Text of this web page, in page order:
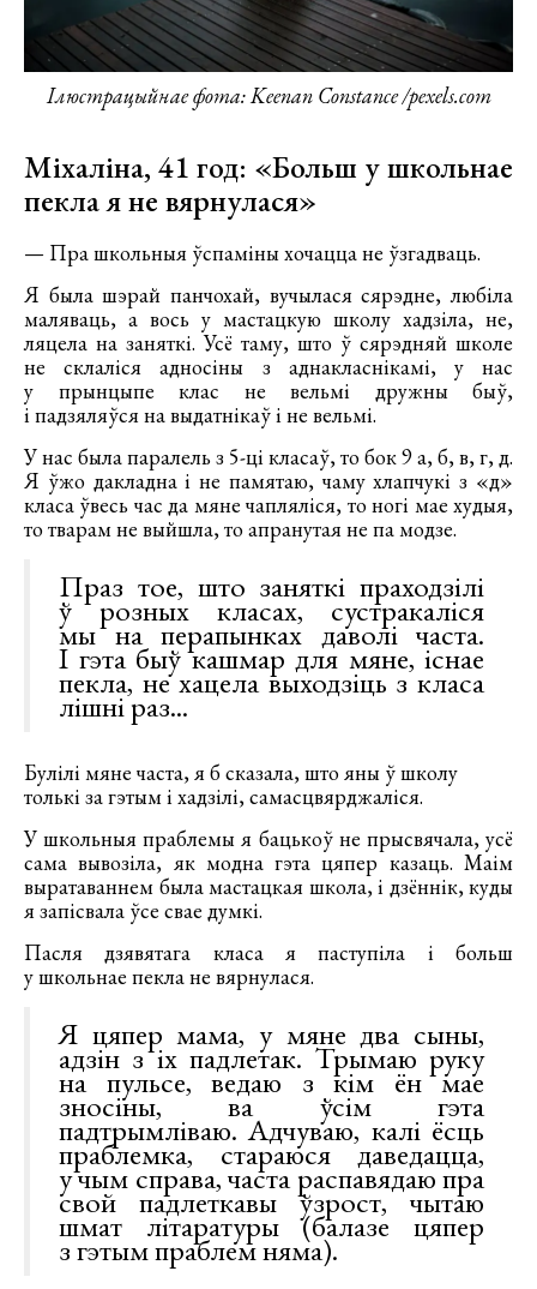
Ілюстрацыйнае фота: Keenan Constance /pexels.com
Міхаліна, 41 год: «Больш у школьнае
пекла я не вярнулася»
— Пра школьныя ўспаміны хочацца не ўзгадваць.
Я была шэрай панчохай, вучылася сярэдне, любіла
маляваць, а вось у мастацкую школу хадзіла, не,
ляцела на заняткі. Усё таму, што ў сярэдняй школе
не склаліся адносіны з аднакласнікамі, у нас
у прынцыпе клас не вельмі дружны быў,
і падзяляўся на выдатнікаў і не вельмі.
У нас была паралель з 5-ці класаў, то бок 9 а, б, в, г, д.
Я ўжо дакладна і не памятаю, чаму хлапчукі з «д»
класа ўвесь час да мяне чапляліся, то ногі мае худыя,
то тварам не выйшла, то апранутая не па модзе.
Праз тое, што заняткі праходзілі
ў розных класах, сустракаліся
мы на перапынках даволі часта.
І гэта быў кашмар для мяне, існае
пекла, не хацела выходзіць з класа
лішні раз...
Булілі мяне часта, я б сказала, што яны ў школу
толькі за гэтым і хадзілі, самасцвярджаліся.
У школьныя праблемы я бацькоў не прысвячала, усё
сама вывозіла, як модна гэта цяпер казаць. Маім
выратаваннем была мастацкая школа, і дзённік, куды
я запісвала ўсе свае думкі.
Пасля дзявятага класа я паступіла і больш
у школьнае пекла не вярнулася.
Я цяпер мама, у мяне два сыны,
адзін з іх падлетак. Трымаю руку
на пульсе, ведаю з кім ён мае
зносіны, ва ўсім гэта
падтрымліваю. Адчуваю, калі ёсць
праблемка, стараюся даведацца,
у чым справа, часта распавядаю пра
свой падлеткавы ўзрост, чытаю
шмат літаратуры (балазе цяпер
з гэтым праблем няма).